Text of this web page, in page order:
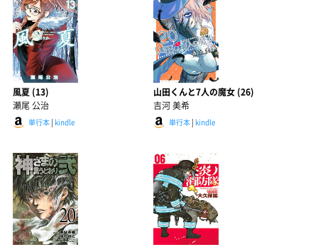
風夏 (13)
瀬尾 公治
単行本 | kindle
山田くんと7人の魔女 (26)
吉河 美希
単行本| kindle